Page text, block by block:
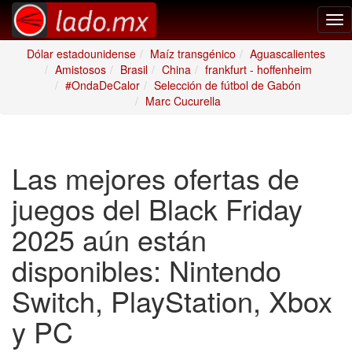
Dólar estadounidense
Maíz transgénico
Aguascalientes
Amistosos
Brasil China
frankfurt - hoffenheim
#OndaDeCalor
Selección de fútbol de Gabón
Marc Cucurella
Las mejores ofertas de
juegos del Black Friday
2025 aún están
disponibles: Nintendo
Switch, PlayStation, Xbox
y PC